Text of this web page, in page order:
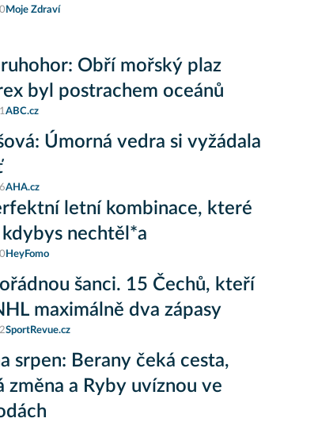
Moje Zdraví
Obří mořský plaz
byl postrachem oceánů
ABC.cz
Úmorná vedra si vyžádala
AHA.cz
letní kombinace, které
nechtěl*a
HeyFomo
šanci. 15 Čechů, kteří
maximálně dva zápasy
SportRevue.cz
srpen: Berany čeká cesta,
změna a Ryby uvíznou ve